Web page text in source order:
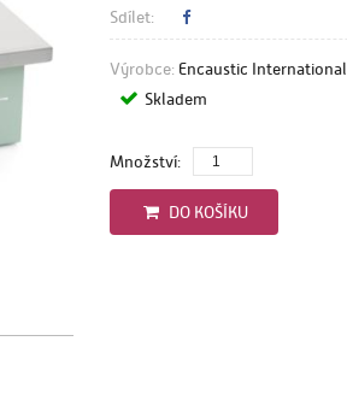
Sdílet:
Výrobce: Encaustic International
Skladem
Množství:
DO KOŠÍKU